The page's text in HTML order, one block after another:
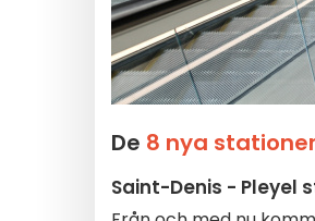
De 8 nya
Saint-Denis - Pleyel